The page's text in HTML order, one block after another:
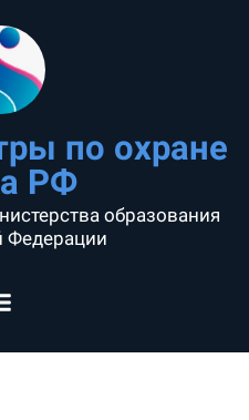
по охране
РФ
образования
Федерации